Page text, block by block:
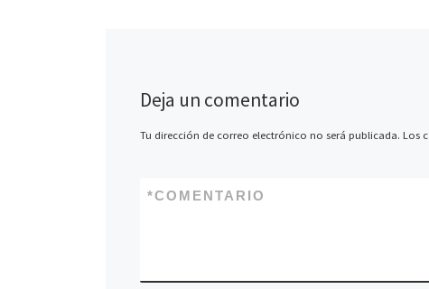
Deja un comentario
Tu dirección de correo electrónico no será publicada. Los
COMENTARIO
*